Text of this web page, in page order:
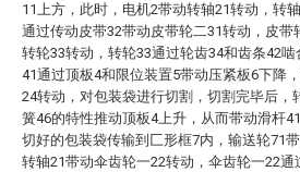
11上方，此时，电机2带动转轴21转动，转
通过传动皮带32带动皮带轮二31转动，皮
转轮33转动，转轮33通过轮齿34和齿条42
41通过顶板4和限位装置5带动压紧板6下降
24转动，对包装袋进行切割，切割完毕后
簧46的特性推动顶板4上升，从而带动滑杆
切好的包装袋传输到匚形框7内，输送轮71
转轴21带动伞齿轮一22转动，伞齿轮一22